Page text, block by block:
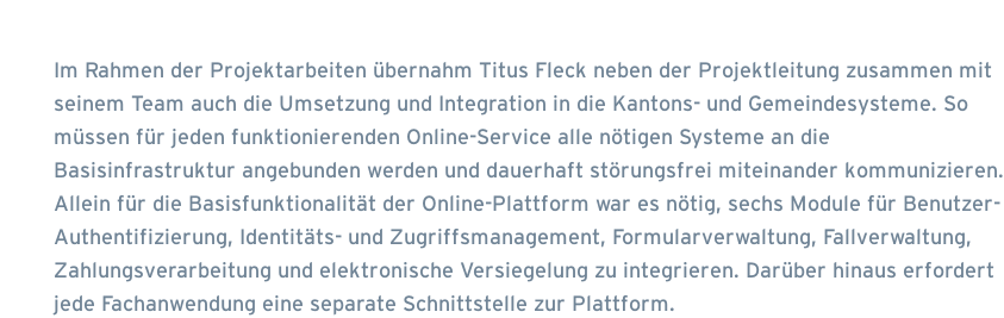
Im Rahmen der Projektarbeiten übernahm Titus Fleck neben der Projektleitung zusammen mit
seinem Team auch die Umsetzung und Integration in die Kantons- und Gemeindesysteme. So
müssen für jeden funktionierenden Online-Service alle nötigen Systeme an die
Basisinfrastruktur angebunden werden und dauerhaft störungsfrei miteinander kommunizieren.
Allein für die Basisfunktionalität der Online-Plattform war es nötig, sechs Module für Benutzer-
Authentifizierung, Identitäts- und Zugriffsmanagement, Formularverwaltung, Fallverwaltung,
Zahlungsverarbeitung und elektronische Versiegelung zu integrieren. Darüber hinaus erfordert
jede Fachanwendung eine separate Schnittstelle zur Plattform.